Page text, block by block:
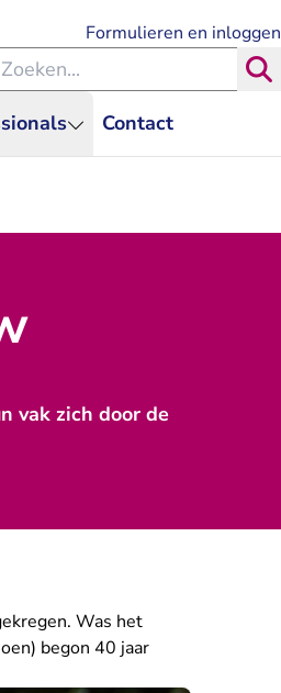
Contact
Formulieren en inloggen
binnen de Rechtspraak
vak zich door de
Was het
begon 40 jaar